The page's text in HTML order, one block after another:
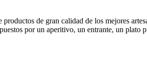
de gran calidad de los mejores
por un aperitivo, un entrante, un plato